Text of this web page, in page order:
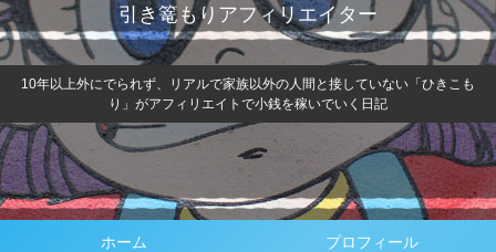
引き篭もりアフィリエイター
10年以上外にでられず、リアルで家族以外の人間と接していない「ひきこも
り」がアフィリエイトで小銭を稼いでいく日記
ホーム プロフィール